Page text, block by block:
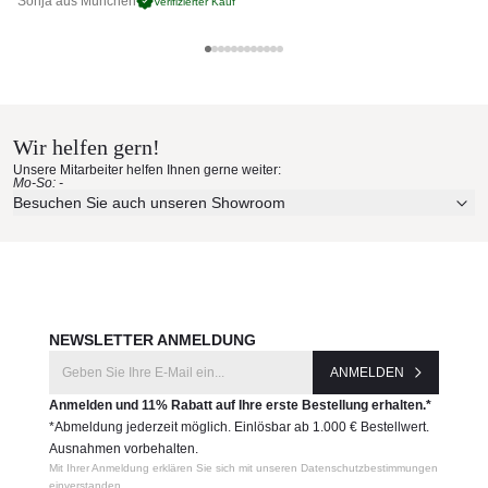
Erleben Sie unsere Stoffe und Materialien ganz in Ruhe in
Ihren eigenen vier Wänden.
Aktuelle Originalstoffe des Herstellers
Wir helfen gern!
Unsere Mitarbeiter helfen Ihnen gerne weiter:
Mo-So: -
Besuchen Sie auch unseren Showroom
NEWSLETTER ANMELDUNG
ANMELDEN
Anmelden und 11% Rabatt auf Ihre erste Bestellung erhalten.*
*Abmeldung jederzeit möglich. Einlösbar ab 1.000 € Bestellwert.
Ausnahmen vorbehalten.
Mit Ihrer Anmeldung erklären Sie sich mit unseren Datenschutzbestimmungen
einverstanden.